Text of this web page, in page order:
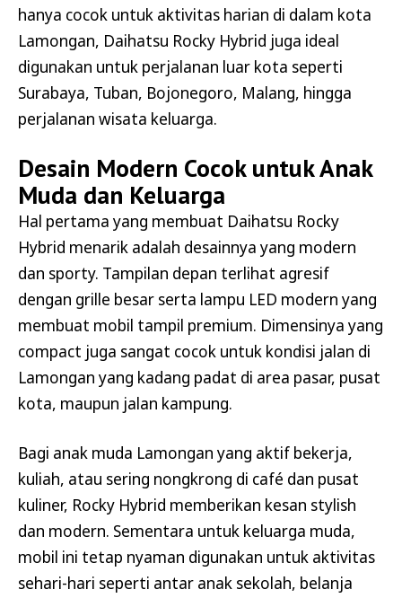
hanya cocok untuk aktivitas harian di dalam kota
Lamongan, Daihatsu Rocky Hybrid juga ideal
digunakan untuk perjalanan luar kota seperti
Surabaya, Tuban, Bojonegoro, Malang, hingga
perjalanan wisata keluarga.
Desain Modern Cocok untuk Anak
Muda dan Keluarga
Hal pertama yang membuat Daihatsu Rocky
Hybrid menarik adalah desainnya yang modern
dan sporty. Tampilan depan terlihat agresif
dengan grille besar serta lampu LED modern yang
membuat mobil tampil premium. Dimensinya yang
compact juga sangat cocok untuk kondisi jalan di
Lamongan yang kadang padat di area pasar, pusat
kota, maupun jalan kampung.
Bagi anak muda Lamongan yang aktif bekerja,
kuliah, atau sering nongkrong di café dan pusat
kuliner, Rocky Hybrid memberikan kesan stylish
dan modern. Sementara untuk keluarga muda,
mobil ini tetap nyaman digunakan untuk aktivitas
sehari-hari seperti antar anak sekolah, belanja